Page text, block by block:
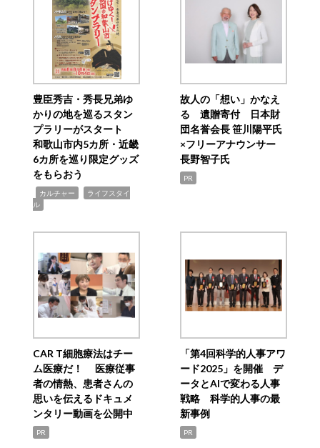
豊臣秀吉・秀長兄弟ゆ
かりの地を巡るスタン
プラリーがスタート
和歌山市内5カ所・近畿
6カ所を巡り限定グッズ
をもらおう
カルチャー
ライフスタイ
ル
故人の「想い」かなえ
る 遺贈寄付 日本財
団名誉会長 笹川陽平氏
×フリーアナウンサー
長野智子氏
PR
CAR T細胞療法はチー
ム医療だ！ 医療従事
者の情熱、患者さんの
思いを伝えるドキュメ
ンタリー動画を公開中
PR
「第4回科学的人事アワ
ード2025」を開催 デ
ータとAIで変わる人事
戦略 科学的人事の最
新事例
PR